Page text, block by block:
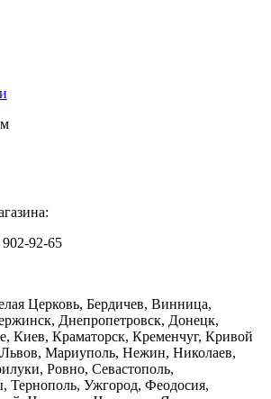
92-65
Церковь, Бердичев, Винница,
Днепропетровск, Донецк,
Киев, Краматорск, Кременчуг, Кривой
Мариуполь, Нежин, Николаев,
Ровно, Севастополь,
Ужгород, Феодосия,